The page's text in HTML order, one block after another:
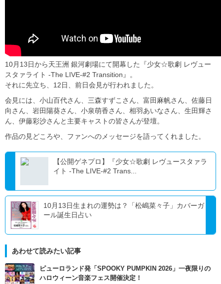
10月13日から天王洲 銀河劇場にて開幕した『少女☆歌劇 レヴュー
スタァライト -The LIVE-#2 Transition』。
それに先立ち、12日、前日会見が行われました。
会見には、小山百代さん、三森すずこさん、富田麻帆さん、佐藤日
向さん、岩田陽葵さん、小泉萌香さん、相羽あいなさん、生田輝さ
ん、伊藤彩沙さんと主要キャストの皆さんが登壇。
作品の見どころや、ファンへのメッセージを語ってくれました。
【公開ゲネプロ】『少女☆歌劇 レヴュースタァラ
イト -The LIVE-#2 Trans...
10月13日生まれの運勢は？「松嶋菜々子」カバーガ
ール誕生日占い
あわせて読みたい記事
ピューロランド発「SPOOKY PUMPKIN 2026」一夜限りの
ハロウィーン音楽フェス開催決定！